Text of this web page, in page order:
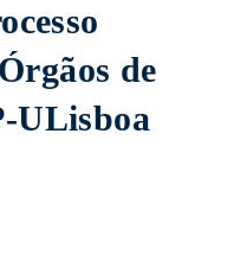
de
ULisboa